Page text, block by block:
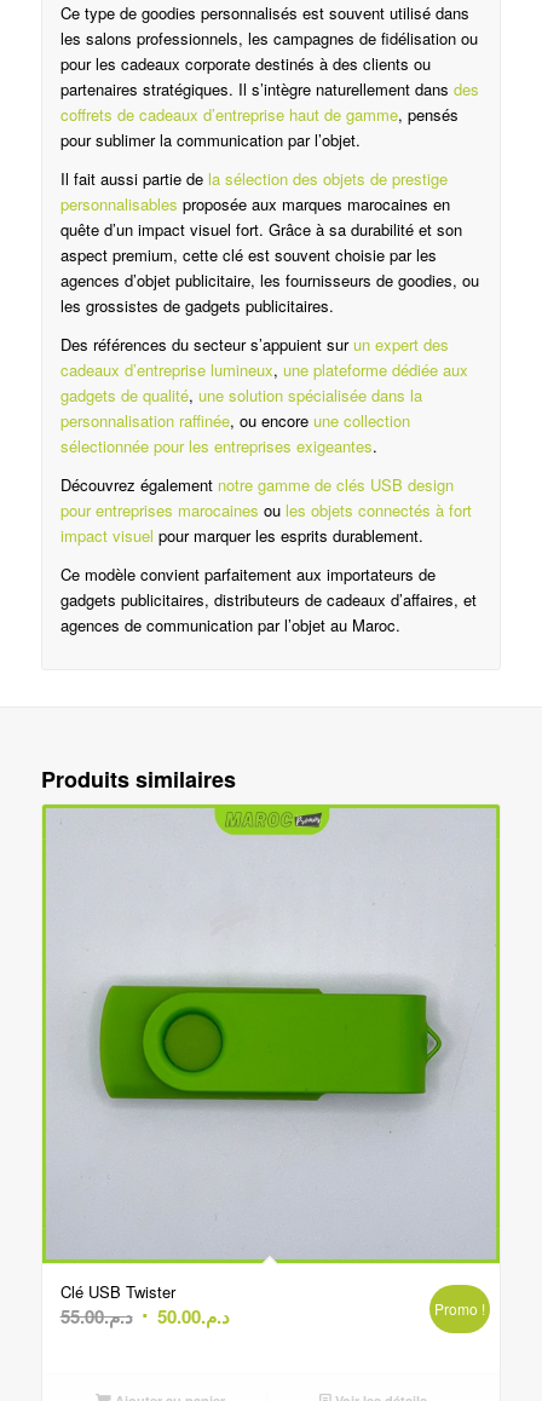
Ce type de goodies personnalisés est souvent utilisé dans
les salons professionnels, les campagnes de fidélisation ou
pour les cadeaux corporate destinés à des clients ou
partenaires stratégiques. Il s’intègre naturellement dans des
coffrets de cadeaux d’entreprise haut de gamme, pensés
pour sublimer la communication par l’objet.
Il fait aussi partie de la sélection des objets de prestige
personnalisables proposée aux marques marocaines en
quête d’un impact visuel fort. Grâce à sa durabilité et son
aspect premium, cette clé est souvent choisie par les
agences d’objet publicitaire, les fournisseurs de goodies, ou
les grossistes de gadgets publicitaires.
Des références du secteur s’appuient surun expert des
cadeaux d’entreprise lumineux, une plateforme dédiée aux
gadgets de qualité, une solution spécialisée dans la
personnalisation raffinée, ou encore une collection
sélectionnée pour les entreprises exigeantes.
Découvrez également notre gamme de clés USB design
pour entreprises marocaines ou les objets connectés à fort
impact visuel pour marquer les esprits durablement.
Ce modèle convient parfaitement aux importateurs de
gadgets publicitaires, distributeurs de cadeaux d’affaires, et
agences de communication par l’objet au Maroc.
Produits similaires
Clé USB Twister
د.م.55.00
Le
د.م.50.00
Le
Promo !